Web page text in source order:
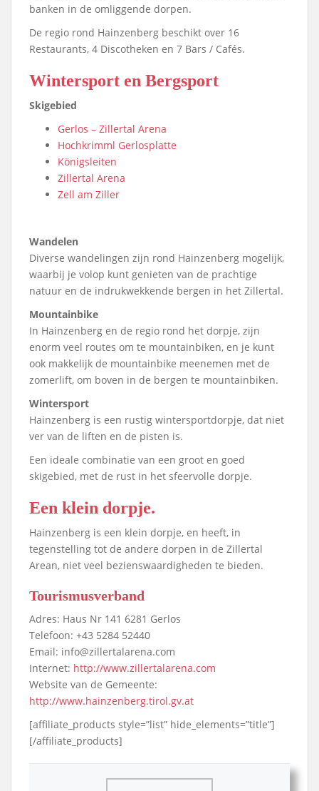
banken in de omliggende dorpen.
De regio rond Hainzenberg beschikt over 16
Restaurants, 4 Discotheken en 7 Bars / Cafés.
Wintersport en Bergsport
Skigebied
Gerlos – Zillertal Arena
Hochkrimml Gerlosplatte
Königsleiten
Zillertal Arena
Zell am Ziller
Wandelen
Diverse wandelingen zijn rond Hainzenberg mogelijk,
waarbij je volop kunt genieten van de prachtige
natuur en de indrukwekkende bergen in het Zillertal.
Mountainbike
In Hainzenberg en de regio rond het dorpje, zijn
enorm veel routes om te mountainbiken, en je kunt
ook makkelijk de mountainbike meenemen met de
zomerlift, om boven in de bergen te mountainbiken.
Wintersport
Hainzenberg is een rustig wintersportdorpje, dat niet
ver van de liften en de pisten is.
Een ideale combinatie van een groot en goed
skigebied, met de rust in het sfeervolle dorpje.
Een klein dorpje.
Hainzenberg is een klein dorpje, en heeft, in
tegenstelling tot de andere dorpen in de Zillertal
Arean, niet veel bezienswaardigheden te bieden.
Tourismusverband
Adres: Haus Nr 141 6281 Gerlos
Telefoon: +43 5284 52440
Email: info@zillertalarena.com
Internet: http://www.zillertalarena.com
Website van de Gemeente:
http://www.hainzenberg.tirol.gv.at
[affiliate_products style=”list” hide_elements=”title”]
[/affiliate_products]